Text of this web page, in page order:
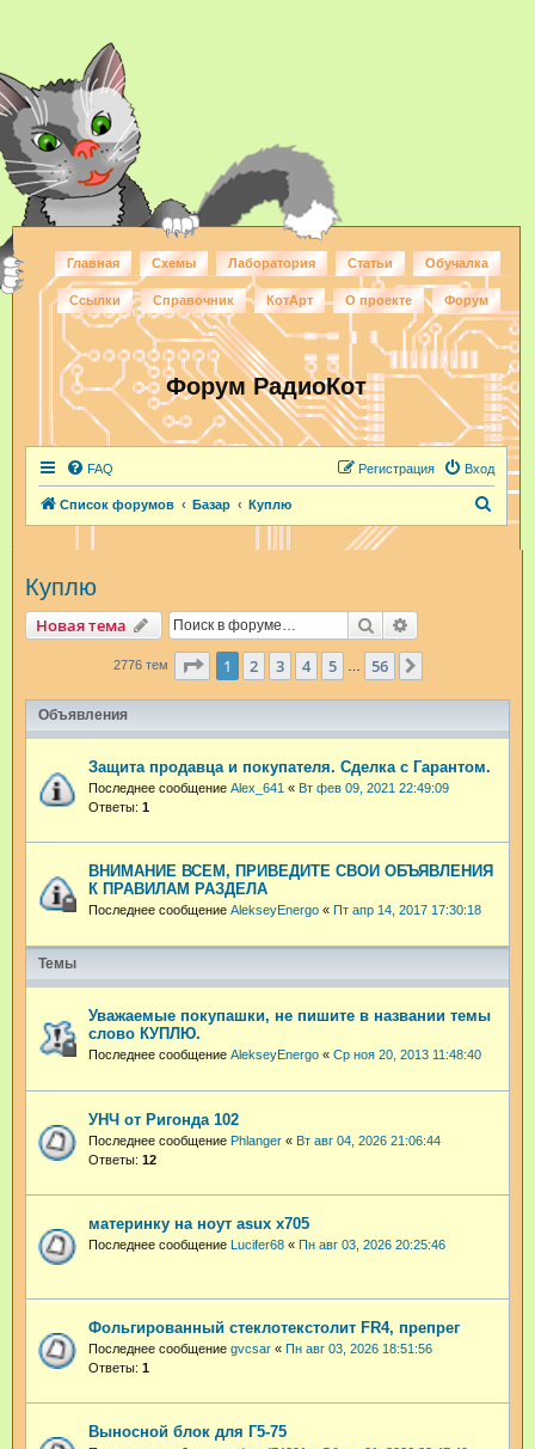
Главная Схемы Лаборатория Статьи Обучалка
Ссылки Справочник КотАрт О проекте Форум
Форум РадиоКот
FAQ Вход
Регистрация
Список форумов Базар Куплю
Куплю
Новая тема Поиск
2776 тем Страница из 56
1 2 3 4 5 56
Объявления
Защита продавца и покупателя. Сделка с Гарантом.
Последнее сообщение Alex_641 « Вт фев 09, 2021 22:49:09
Ответы: 1
ВНИМАНИЕ ВСЕМ, ПРИВЕДИТЕ СВОИ ОБЪЯВЛЕНИЯ
К ПРАВИЛАМ РАЗДЕЛА
Последнее сообщение AlekseyEnergo « Пт апр 14, 2017 17:30:18
Темы
Уважаемые покупашки, не пишите в названии темы
слово КУПЛЮ.
Последнее сообщение AlekseyEnergo « Ср ноя 20, 2013 11:48:40
УНЧ от Ригонда 102
Последнее сообщение Phlanger « Вт авг 04, 2026 21:06:44
Ответы: 12
материнку на ноут asux x705
Последнее сообщение Lucifer68 « Пн авг 03, 2026 20:25:46
Фольгированный стеклотекстолит FR4, препрег
Последнее сообщение gvcsar « Пн авг 03, 2026 18:51:56
Ответы: 1
Выносной блок для Г5-75